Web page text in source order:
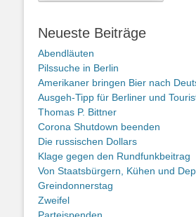
Neueste Beiträge
Abendläuten
Pilssuche in Berlin
Amerikaner bringen Bier nach
Ausgeh-Tipp für Berliner und
Thomas P. Bittner
Corona Shutdown beenden
Die russischen Dollars
Klage gegen den Rundfunkbeitrag
Von Staatsbürgern, Kühen und
Greindonnerstag
Zweifel